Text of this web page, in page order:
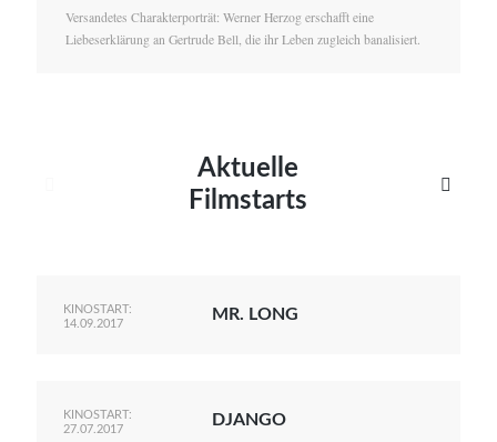
Versandetes Charakterporträt: Werner Herzog erschafft eine
Liebeserklärung an Gertrude Bell, die ihr Leben zugleich banalisiert.
Aktuelle
Filmstarts

KINOSTART:
14.09.2017
MR. LONG
KINOSTART:
27.07.2017
DJANGO